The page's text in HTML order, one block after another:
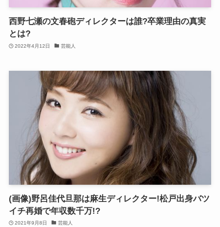
西野七瀬の文春砲ディレクターは誰?卒業理由の真実
とは?
2022年4月12日 芸能人
(画像)野呂佳代旦那は麻生ディレクター!松戸出身バツ
イチ再婚で年収数千万!?
2021年9月8日 芸能人